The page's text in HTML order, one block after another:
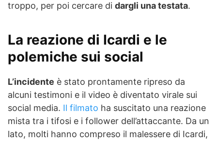
troppo, per poi cercare di dargli una testata.
La reazione di Icardi e le
polemiche sui social
L’incidente è stato prontamente ripreso da
alcuni testimoni e il video è diventato virale sui
social media. Il filmato ha suscitato una reazione
mista tra i tifosi e i follower dell’attaccante. Da un
lato, molti hanno compreso il malessere di Icardi,